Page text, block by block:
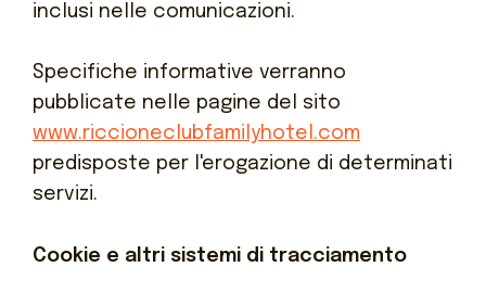
inclusi nelle comunicazioni.
Specifiche informative verranno
pubblicate nelle pagine del sito
www.riccioneclubfamilyhotel.com
predisposte per l'erogazione di determinati
servizi.
Cookie e altri sistemi di tracciamento